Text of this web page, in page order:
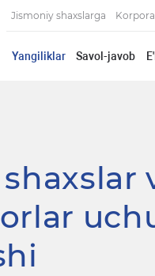
Jismoniy shaxslarga
Yangiliklar Savol-javob